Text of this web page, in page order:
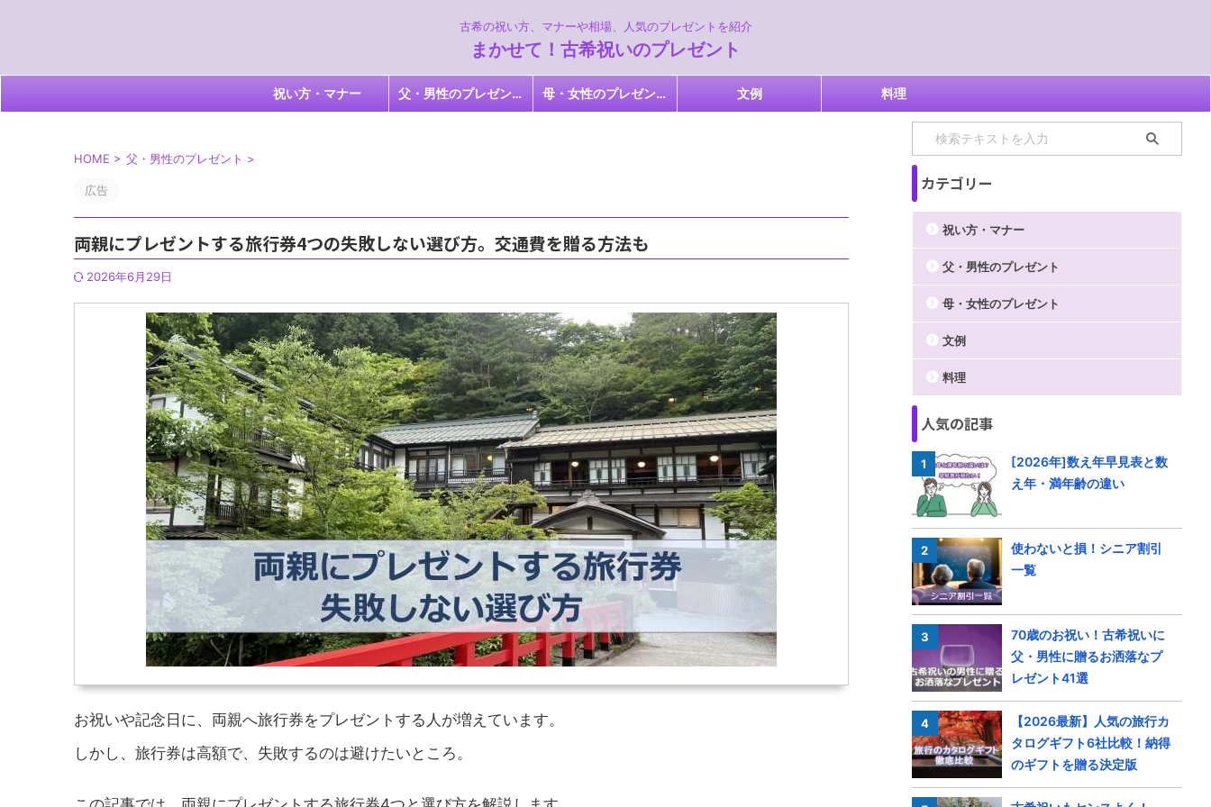
古希の祝い方、マナーや相場、人気のプレゼントを紹介
まかせて！古希祝いのプレゼント
祝い方・マナー 父・男性のプレゼント 母・女性のプレゼント 文例 料理
HOME > 父・男性のプレゼント >
広告
両親にプレゼントする旅行券4つの失敗しない選び方。交通費を贈る方法も
2026年6月29日
お祝いや記念日に、両親へ旅行券をプレゼントする人が増えています。
しかし、旅行券は高額で、失敗するのは避けたいところ。
カテゴリー
祝い方・マナー
父・男性のプレゼント
母・女性のプレゼント
文例
料理
人気の記事
[2026年]数え年早見表と数
え年・満年齢の違い
使わないと損！シニア割引
一覧
70歳のお祝い！古希祝いに
父・男性に贈るお洒落なプ
レゼント41選
【2026最新】人気の旅行カ
タログギフト6社比較！納得
のギフトを贈る決定版